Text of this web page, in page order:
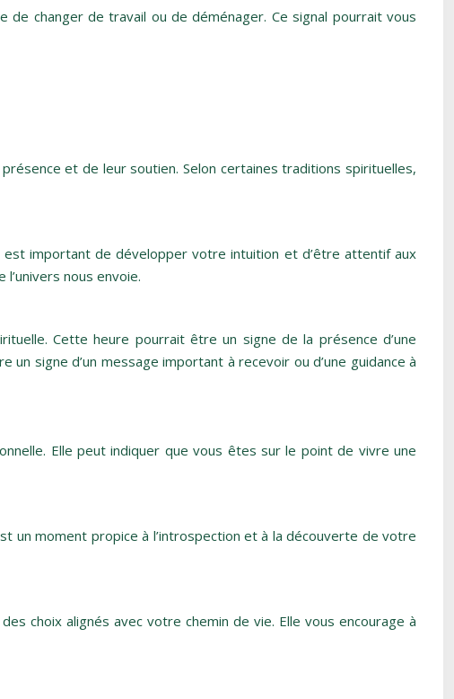
changer de travail ou de déménager. Ce signal pourrait vous
et de leur soutien. Selon certaines traditions spirituelles,
est important de développer votre intuition et d’être attentif aux
nous envoie.
Cette heure pourrait être un signe de la présence d’une
signe d’un message important à recevoir ou d’une guidance à
Elle peut indiquer que vous êtes sur le point de vivre une
un moment propice à l’introspection et à la découverte de votre
choix alignés avec votre chemin de vie. Elle vous encourage à